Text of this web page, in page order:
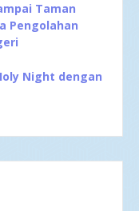
Taman
Pengolahan
Night dengan